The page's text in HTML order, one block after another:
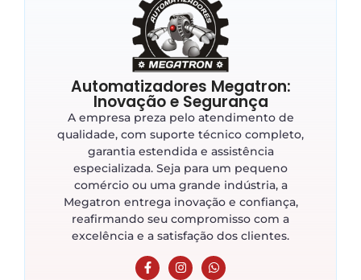
Automatizadores Megatron:
Inovação e Segurança
A empresa preza pelo atendimento de
qualidade, com suporte técnico completo,
garantia estendida e assistência
especializada. Seja para um pequeno
comércio ou uma grande indústria, a
Megatron entrega inovação e confiança,
reafirmando seu compromisso com a
excelência e a satisfação dos clientes.